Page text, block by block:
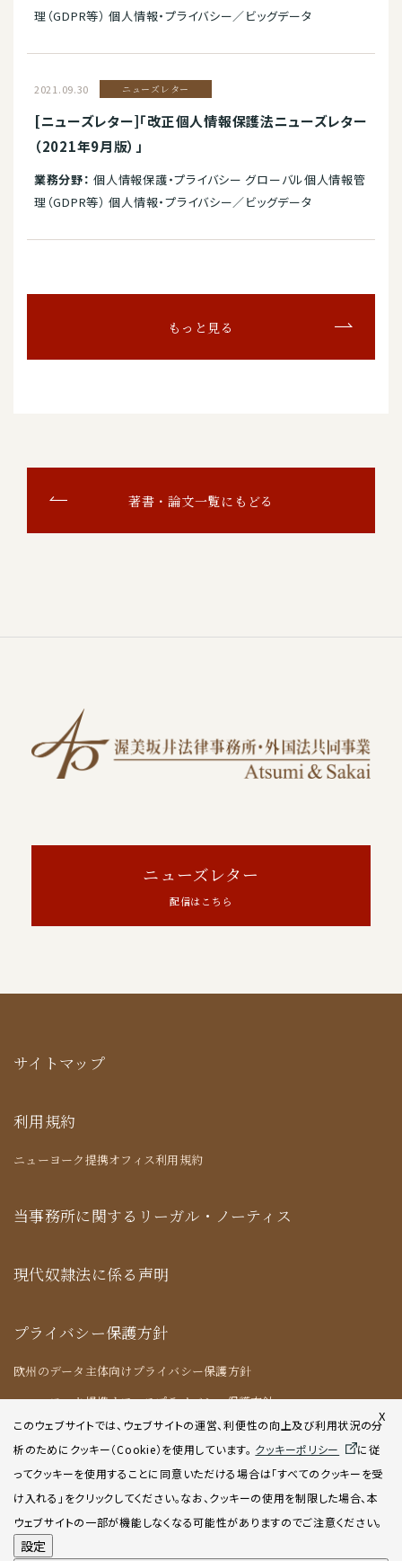
理（GDPR等） 個人情報・プライバシー／ビッグデータ
2021.09.30 ニューズレター
[ニューズレター]「改正個人情報保護法ニューズレター
（2021年9月版）」
業務分野： 個人情報保護・プライバシー グローバル個人情報管
理（GDPR等） 個人情報・プライバシー／ビッグデータ
もっと見る
著書・論文一覧にもどる
ニューズレター
配信はこちら
サイトマップ
利用規約
ニューヨーク提携オフィス利用規約
当事務所に関するリーガル・ノーティス
現代奴隷法に係る声明
プライバシー保護方針
欧州のデータ主体向けプライバシー保護方針
ニューヨーク提携オフィスプライバシー保護方針
クッキーポリシー
AIポリシー
X
このウェブサイトでは、ウェブサイトの運営、利便性の向上及び利用状況の分
析のためにクッキー（Cookie）を使用しています。 クッキーポリシー
に従
ってクッキーを使用することに同意いただける場合は「すべてのクッキーを受
け入れる」をクリックしてください。なお、クッキーの使用を制限した場合、本
ウェブサイトの一部が機能しなくなる可能性がありますのでご注意ください。
設定